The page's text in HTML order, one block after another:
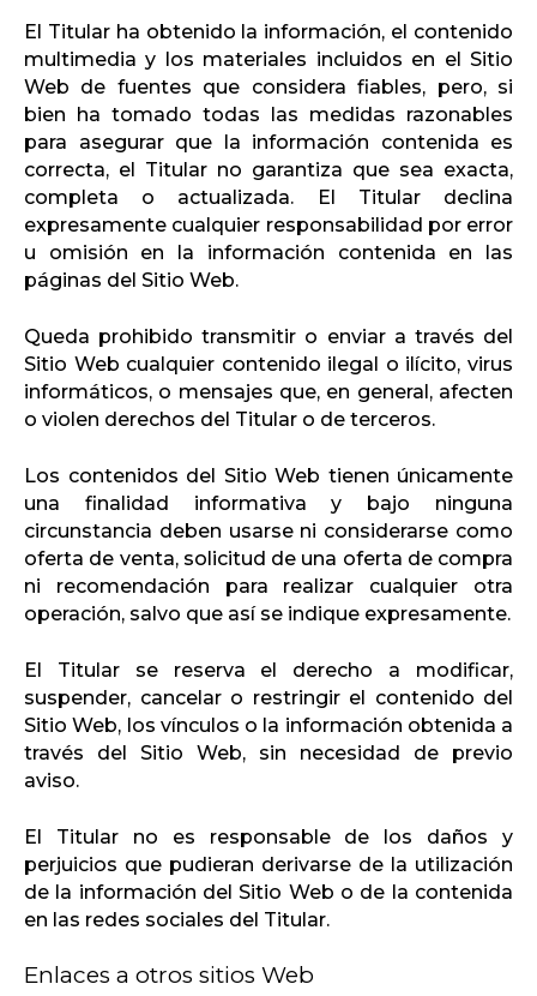
El Titular ha obtenido la información, el contenido
multimedia y los materiales incluidos en el Sitio
Web de fuentes que considera fiables, pero, si
bien ha tomado todas las medidas razonables
para asegurar que la información contenida es
correcta, el Titular no garantiza que sea exacta,
completa o actualizada. El Titular declina
expresamente cualquier responsabilidad por error
u omisión en la información contenida en las
páginas del Sitio Web.
Queda prohibido transmitir o enviar a través del
Sitio Web cualquier contenido ilegal o ilícito, virus
informáticos, o mensajes que, en general, afecten
o violen derechos del Titular o de terceros.
Los contenidos del Sitio Web tienen únicamente
una finalidad informativa y bajo ninguna
circunstancia deben usarse ni considerarse como
oferta de venta, solicitud de una oferta de compra
ni recomendación para realizar cualquier otra
operación, salvo que así se indique expresamente.
El Titular se reserva el derecho a modificar,
suspender, cancelar o restringir el contenido del
Sitio Web, los vínculos o la información obtenida a
través del Sitio Web, sin necesidad de previo
aviso.
El Titular no es responsable de los daños y
perjuicios que pudieran derivarse de la utilización
de la información del Sitio Web o de la contenida
en las redes sociales del Titular.
Enlaces a otros sitios Web